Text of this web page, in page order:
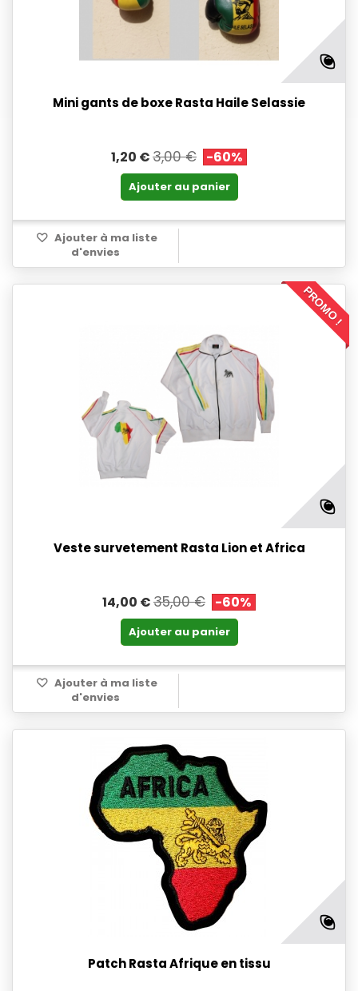
Mini gants de boxe Rasta Haile Selassie
1,20 €3,00 € -60%
Ajouter au panier
Ajouter à ma liste
d'envies
PROMO !
Veste survetement Rasta Lion et Africa
14,00 €35,00 € -60%
Ajouter au panier
Ajouter à ma liste
d'envies
Patch Rasta Afrique en tissu